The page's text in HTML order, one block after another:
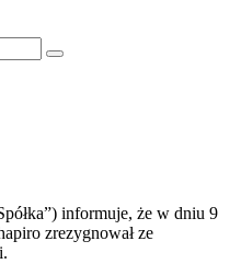
informuje, że w dniu 9
zrezygnował ze